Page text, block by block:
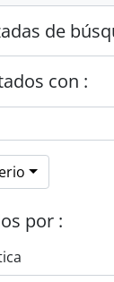
de
con :
por :